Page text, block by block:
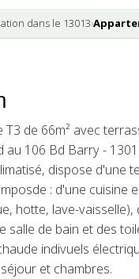
dans le 13013›
T3 de 66m² avec
au 106 Bd Barry -
dispose d'une
: d'une cuisine
hotte, lave-
salle de bain et des
indivuels
et chambres.